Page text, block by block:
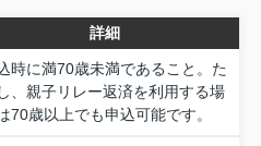
詳細
時に満70歳未満であること。た
、親子リレー返済を利用する場
70歳以上でも申込可能です。